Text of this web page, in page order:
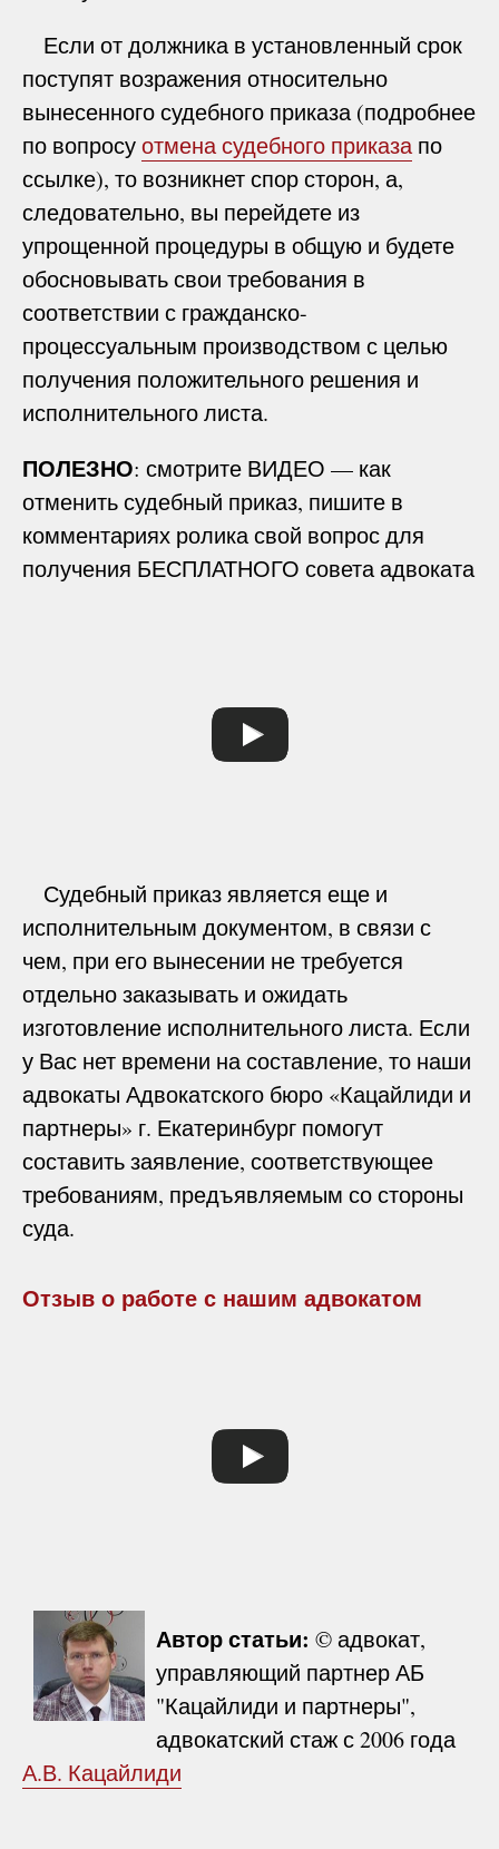
Если от должника в установленный срок
поступят возражения относительно
вынесенного судебного приказа (подробнее
по вопросуотмена судебного приказапо
ссылке), то возникнет спор сторон, а,
следовательно, вы перейдете из
упрощенной процедуры в общую и будете
обосновывать свои требования в
соответствии с гражданско-
процессуальным производством с целью
получения положительного решения и
исполнительного листа.
ПОЛЕЗНО: смотрите ВИДЕО — как
отменить судебный приказ, пишите в
комментариях ролика свой вопрос для
получения БЕСПЛАТНОГО совета адвоката
Судебный приказ является еще и
исполнительным документом, в связи с
чем, при его вынесении не требуется
отдельно заказывать и ожидать
изготовление исполнительного листа. Если
у Вас нет времени на составление, то наши
адвокаты Адвокатского бюро «Кацайлиди и
партнеры» г. Екатеринбург помогут
составить заявление, соответствующее
требованиям, предъявляемым со стороны
суда.
Отзыв о работе с нашим адвокатом
Автор статьи: © адвокат,
управляющий партнер АБ
"Кацайлиди и партнеры",
адвокатский стаж с 2006 года
А.В. Кацайлиди